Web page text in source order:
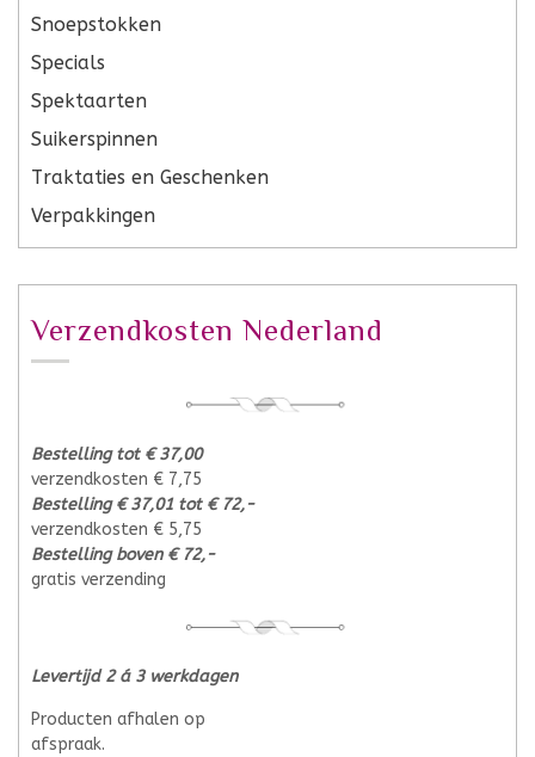
Snoepstokken
Specials
Spektaarten
Suikerspinnen
Traktaties en Geschenken
Verpakkingen
Verzendkosten Nederland
Bestelling tot € 37,00
verzendkosten € 7,75
Bestelling € 37,01 tot € 72,-
verzendkosten € 5,75
Bestelling boven € 72,-
gratis verzending
Levertijd 2 á 3 werkdagen
Producten afhalen op
afspraak.